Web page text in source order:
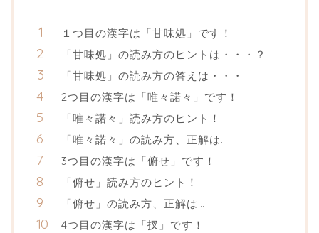
１つ目の漢字は「甘味処」です！
「甘味処」の読み方のヒントは・・・？
「甘味処」の読み方の答えは・・・
2つ目の漢字は「唯々諾々」です！
「唯々諾々」読み方のヒント！
「唯々諾々」の読み方、正解は…
3つ目の漢字は「俯せ」です！
「俯せ」読み方のヒント！
「俯せ」の読み方、正解は…
4つ目の漢字は「扠」です！